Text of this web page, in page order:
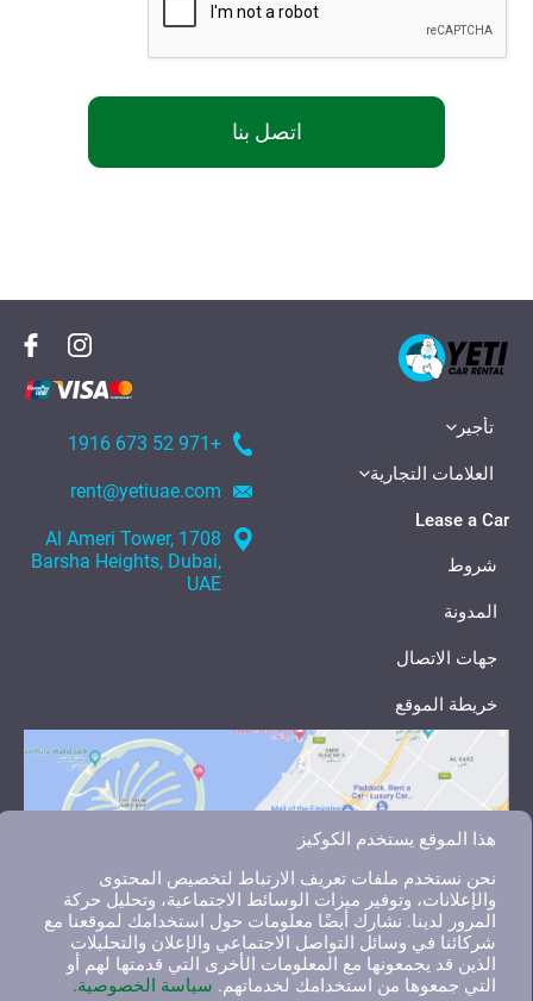
اتصل بنا
تأجير
العلامات التجارية
Lease a Car
شروط
المدونة
جهات الاتصال
خريطة الموقع
+971 52 673 1916
rent@yetiuae.com
1708 Al Ameri Tower,
Barsha Heights, Dubai,
UAE
هذا الموقع يستخدم الكوكيز
نحن نستخدم ملفات تعريف الارتباط لتخصيص المحتوى
والإعلانات، وتوفير ميزات الوسائط الاجتماعية، وتحليل حركة
المرور لدينا. نشارك أيضًا معلومات حول استخدامك لموقعنا مع
شركائنا في وسائل التواصل الاجتماعي والإعلان والتحليلات
الذين قد يجمعونها مع المعلومات الأخرى التي قدمتها لهم أو
التي جمعوها من استخدامك لخدماتهم. سياسة الخصوصية.